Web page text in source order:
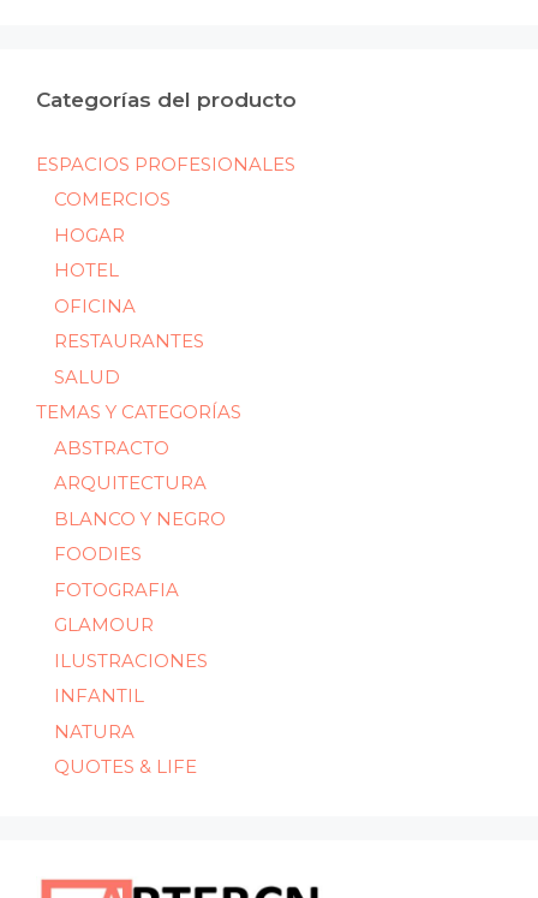
Categorías del producto
ESPACIOS PROFESIONALES
COMERCIOS
HOGAR
HOTEL
OFICINA
RESTAURANTES
SALUD
TEMAS Y CATEGORÍAS
ABSTRACTO
ARQUITECTURA
BLANCO Y NEGRO
FOODIES
FOTOGRAFIA
GLAMOUR
ILUSTRACIONES
INFANTIL
NATURA
QUOTES & LIFE